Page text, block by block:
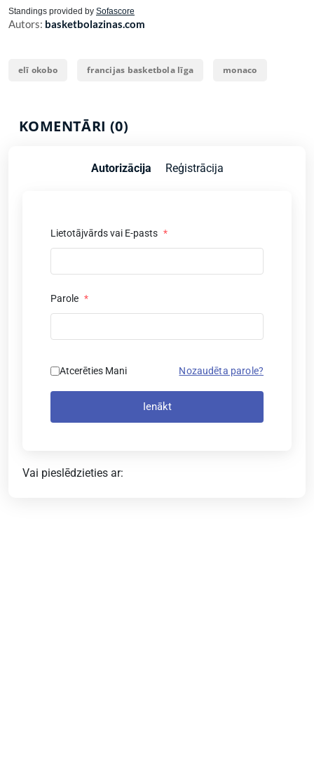
Standings provided by Sofascore
Autors: basketbolazinas.com
elī okobo francijas basketbola līga monaco
KOMENTĀRI (0)
Autorizācija Reģistrācija
Lietotājvārds vai E-pasts *
Parole *
Atcerēties Mani Nozaudēta parole?
Ienākt
Vai pieslēdzieties ar: